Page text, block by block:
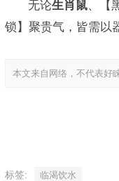
无论生肖鼠、【
锁】聚贵气，皆需以
本文来自网络，不代表好
标签: 临渴饮水